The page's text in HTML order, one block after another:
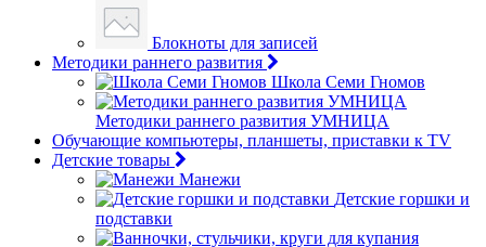
Блокноты для записей
Методики раннего развития
Школа Семи Гномов
Методики раннего развития УМНИЦА
Обучающие компьютеры, планшеты, приставки к TV
Детские товары
Манежи
Детские горшки и
подставки